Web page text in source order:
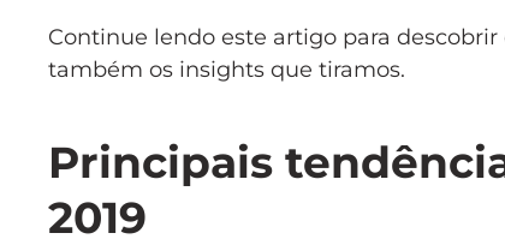
Continue lendo este artigo para
também os insights que tiramos.
Principais
2019